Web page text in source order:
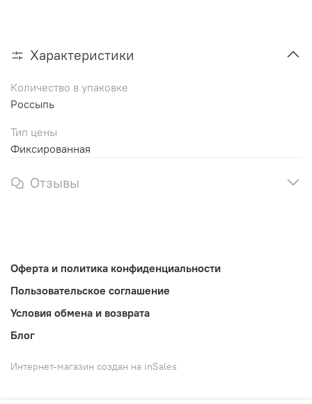
Характеристики
Количество в упаковке
Россыпь
Тип цены
Фиксированная
Отзывы
Оферта и политика конфиденциальности
Пользовательское соглашение
Условия обмена и возврата
Блог
Интернет-магазин создан на inSales